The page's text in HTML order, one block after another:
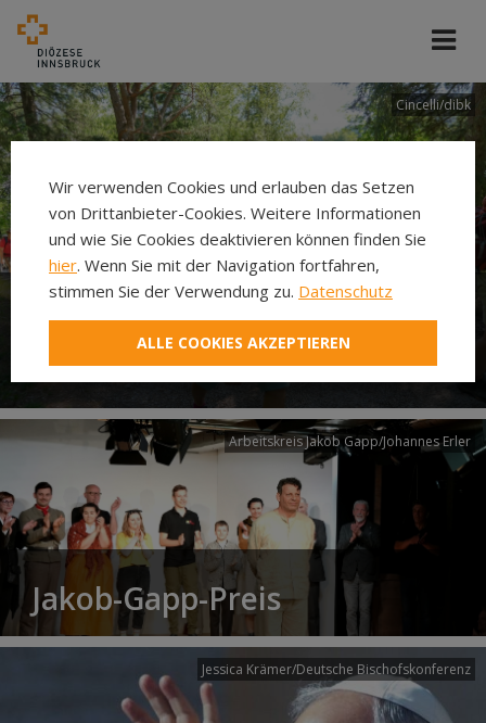
Cincelli/dibk
Neuer Pilgerweg Via
Laudato si’
Arbeitskreis Jakob Gapp/Johannes Erler
Jakob-Gapp-Preis
Jessica Krämer/Deutsche Bischofskonferenz
Wir verwenden Cookies und erlauben das Setzen
von Drittanbieter-Cookies. Weitere Informationen
und wie Sie Cookies deaktivieren können finden Sie
hier. Wenn Sie mit der Navigation fortfahren,
stimmen Sie der Verwendung zu. Datenschutz
ALLE COOKIES AKZEPTIEREN